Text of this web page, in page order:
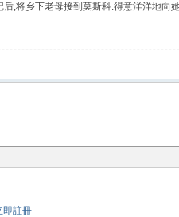
,将乡下老母接到莫斯科.得意洋洋地向
即註冊